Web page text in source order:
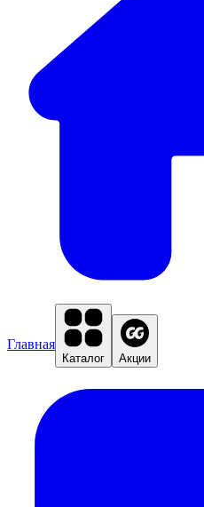
Главная
Каталог Акции